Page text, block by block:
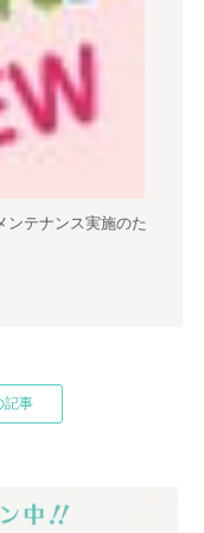
ンテナンス実施のた
記事